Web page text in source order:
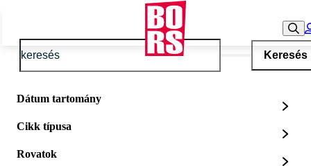
Keresés
Dátum tartomány
Cikk típusa
Rovatok